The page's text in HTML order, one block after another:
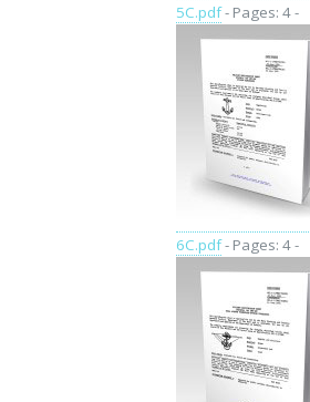
5C.pdf- Pages: 4 -
6C.pdf- Pages: 4 -